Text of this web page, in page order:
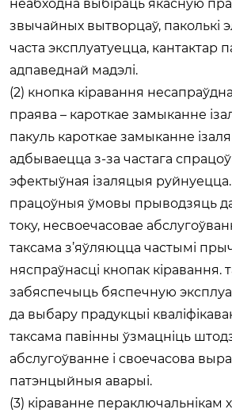
неабходна выбіраць якасную
звычайных вытворцаў, паколькі
часта эксплуатуецца, кантактар
адпаведнай мадэлі.
(2) кнопка кіравання
праява – кароткае замыканне
пакуль кароткае замыканне
адбываецца з-за частага
эфектыўная ізаляцыя
працоўныя ўмовы прыводзяць да
току, несвоечасовае
таксама з’яўляюцца частымі
няспраўнасці кнопак кіравання.
забяспечыць бяспечную
да выбару прадукцыі
таксама павінны ўзмацніць
абслугоўванне і своечасова
патэнцыйныя аварыі.
(3) кіраванне пераключальнікам